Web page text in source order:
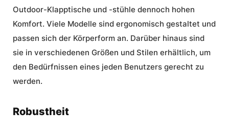
Outdoor-Klapptische und -stühle dennoch hohen
Komfort. Viele Modelle sind ergonomisch gestaltet und
passen sich der Körperform an. Darüber hinaus sind
sie in verschiedenen Größen und Stilen erhältlich, um
den Bedürfnissen eines jeden Benutzers gerecht zu
werden.
Robustheit